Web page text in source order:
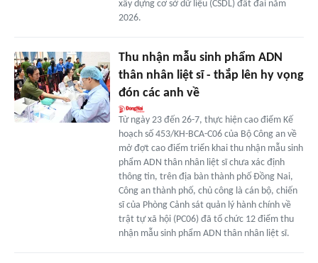
xây dựng cơ sở dữ liệu (CSDL) đất đai năm
2026.
Thu nhận mẫu sinh phẩm ADN
thân nhân liệt sĩ - thắp lên hy vọng
đón các anh về
Từ ngày 23 đến 26-7, thực hiện cao điểm Kế
hoạch số 453/KH-BCA-C06 của Bộ Công an về
mở đợt cao điểm triển khai thu nhận mẫu sinh
phẩm ADN thân nhân liệt sĩ chưa xác định
thông tin, trên địa bàn thành phố Đồng Nai,
Công an thành phố, chủ công là cán bộ, chiến
sĩ của Phòng Cảnh sát quản lý hành chính về
trật tự xã hội (PC06) đã tổ chức 12 điểm thu
nhận mẫu sinh phẩm ADN thân nhân liệt sĩ.